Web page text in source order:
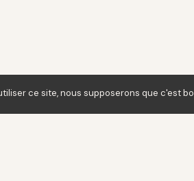
ce site, nous supposerons que c'est